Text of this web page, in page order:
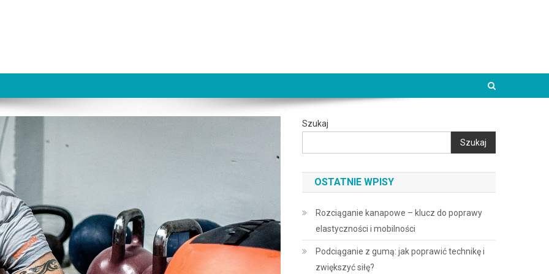
Szukaj
Szukaj
OSTATNIE WPISY
Rozciąganie kanapowe – klucz do poprawy
elastyczności i mobilności
Podciąganie z gumą: jak poprawić technikę i
zwiększyć siłę?